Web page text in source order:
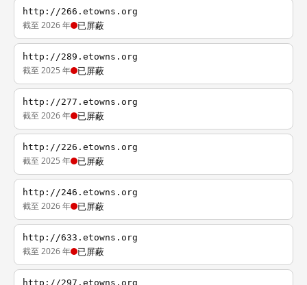
http://266.etowns.org
截至 2026 年 已屏蔽
http://289.etowns.org
截至 2025 年 已屏蔽
http://277.etowns.org
截至 2026 年 已屏蔽
http://226.etowns.org
截至 2025 年 已屏蔽
http://246.etowns.org
截至 2026 年 已屏蔽
http://633.etowns.org
截至 2026 年 已屏蔽
http://297.etowns.org